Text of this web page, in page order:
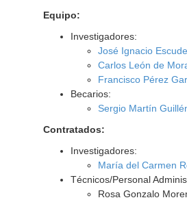
Equipo:
Investigadores:
José Ignacio
Carlos León de
Francisco Pérez
Becarios:
Sergio Martín
Contratados:
Investigadores:
María del Carmen
Técnicos/Personal
Rosa Gonzalo